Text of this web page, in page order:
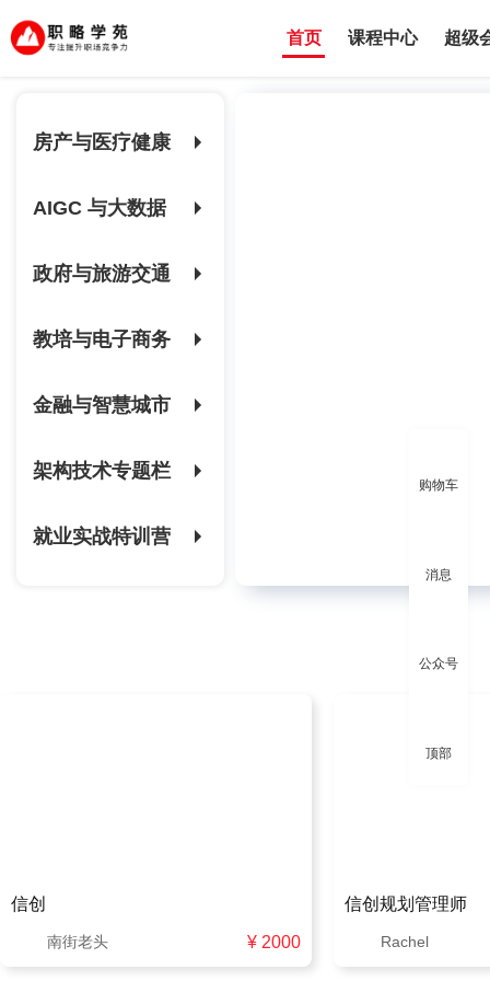
首页 课程中心 超级
房产与医疗健康
AIGC 与大数据
政府与旅游交通
教培与电子商务
金融与智慧城市
架构技术专题栏
就业实战特训营
信创
南街老头 ¥ 2000
信创规划管理师
Rachel
购物车
消息
公众号
顶部